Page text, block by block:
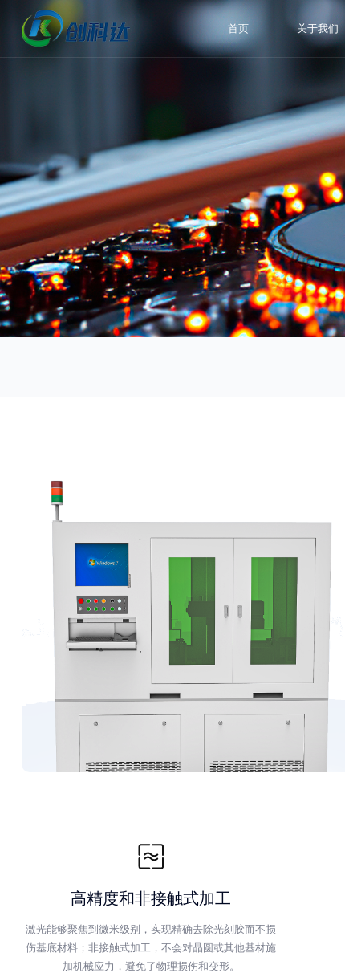
首页 关于我们
高精度和非接触式加工
激光能够聚焦到微米级别，实现精确去除光刻胶而不损
伤基底材料；非接触式加工，不会对晶圆或其他基材施
加机械应力，避免了物理损伤和变形。